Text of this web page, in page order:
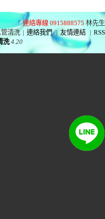
連絡專線 0915888575 林先生
清洗 | 連絡我們 | 友情連結 | RSS
洗 4.20